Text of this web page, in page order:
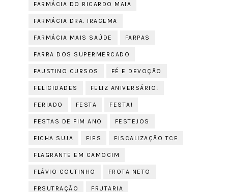
FARMÁCIA DO RICARDO MAIA
FARMÁCIA DRA. IRACEMA
FARMÁCIA MAIS SAÚDE FARPAS
FARRA DOS SUPERMERCADO
FAUSTINO CURSOS FÉ E DEVOÇÃO
FELICIDADES FELIZ ANIVERSÁRIO!
FERIADO FESTA FESTA!
FESTAS DE FIM ANO FESTEJOS
FICHA SUJA FIES FISCALIZAÇÃO TCE
FLAGRANTE EM CAMOCIM
FLÁVIO COUTINHO FROTA NETO
FRSUTRAÇÃO FRUTARIA